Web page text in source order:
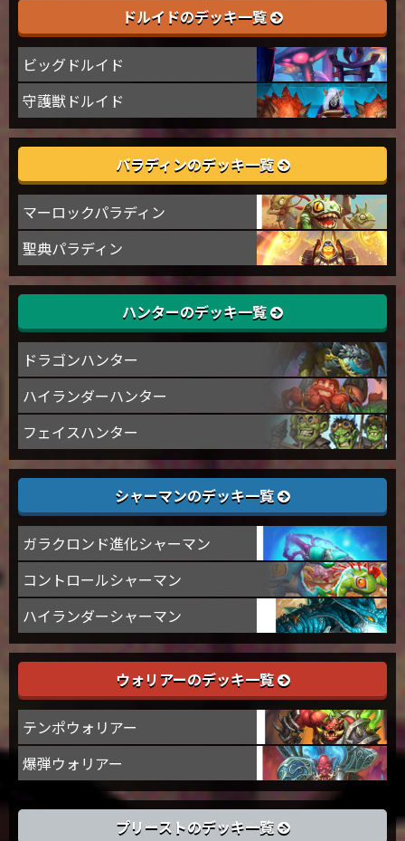
ドルイドのデッキ一覧
ビッグドルイド
守護獣ドルイド
パラディンのデッキ一覧
マーロックパラディン
聖典パラディン
ハンターのデッキ一覧
ドラゴンハンター
ハイランダーハンター
フェイスハンター
シャーマンのデッキ一覧
ガラクロンド進化シャーマン
コントロールシャーマン
ハイランダーシャーマン
ウォリアーのデッキ一覧
テンポウォリアー
爆弾ウォリアー
プリーストのデッキ一覧